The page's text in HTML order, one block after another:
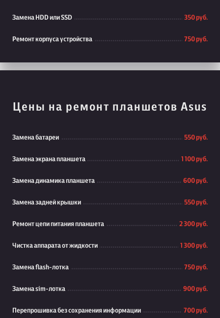
Замена HDD или SSD 350 руб.
Ремонт корпуса устройства 750 руб.
Цены на ремонт планшетов Asus
Замена батареи 550 руб.
Замена экрана планшета 1 100 руб.
Замена динамика планшета 600 руб.
Замена задней крышки 550 руб.
Ремонт цепи питания планшета 2 300 руб.
Чистка аппарата от жидкости 1 300 руб.
Замена flash-лотка 750 руб.
Замена sim-лотка 900 руб.
Перепрошивка без сохранения информации 700 руб.